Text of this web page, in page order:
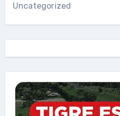
Uncategorized